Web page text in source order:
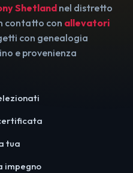
Shetland nel distretto
contatto con allevatori
con genealogia
e provenienza
tua
impegno